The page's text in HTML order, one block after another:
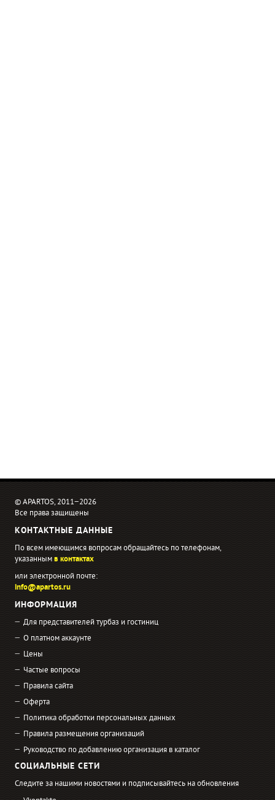
© APARTOS, 2011−2026
Все права защищены
КОНТАКТНЫЕ ДАННЫЕ
По всем имеющимся вопросам обращайтесь по телефонам,
указаннымв контактах
или электронной почте:
info@apartos.ru
ИНФОРМАЦИЯ
Для представителей турбаз и гостиниц
О платном аккаунте
Цены
Частые вопросы
Правила сайта
Оферта
Политика обработки персональных данных
Правила размещения организаций
Руководство по добавлению организация в каталог
СОЦИАЛЬНЫЕ СЕТИ
Следите за нашими новостями и подписывайтесь на обновления